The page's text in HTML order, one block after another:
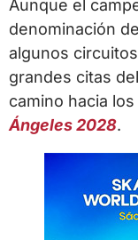
Aunque el
denominación
algunos
grandes citas
camino hacia los
Ángeles 2028.